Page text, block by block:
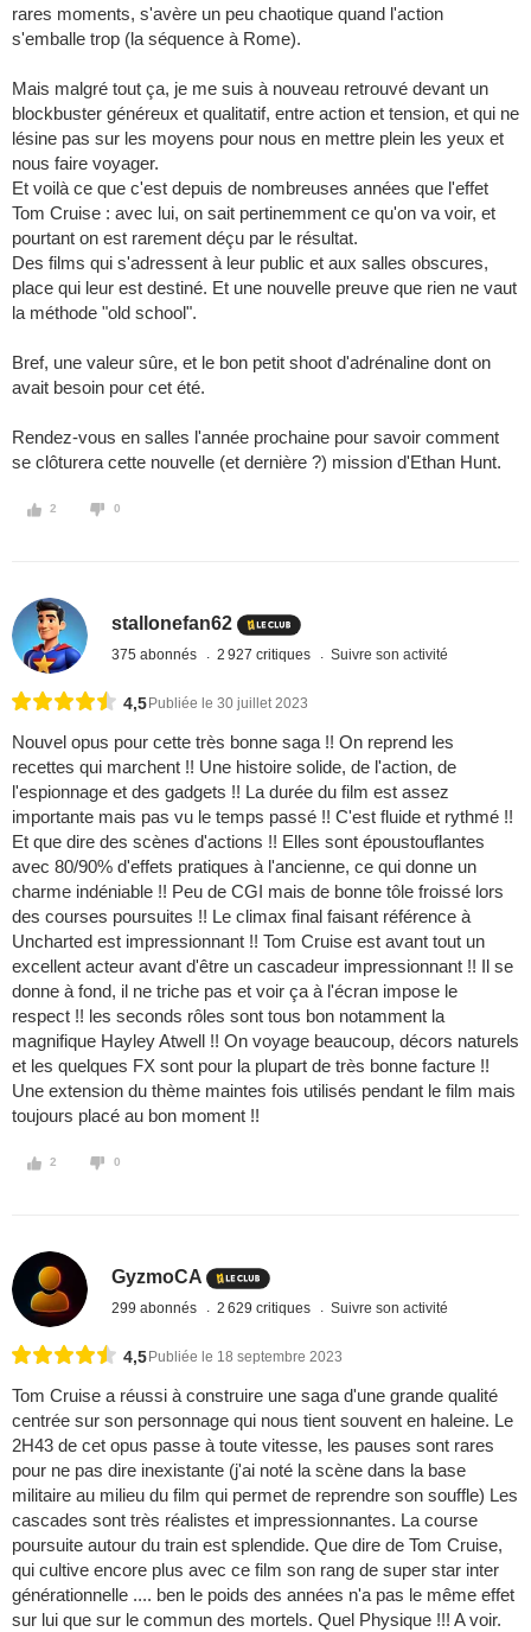
rares moments, s'avère un peu chaotique quand l'action
s'emballe trop (la séquence à Rome).
Mais malgré tout ça, je me suis à nouveau retrouvé devant un
blockbuster généreux et qualitatif, entre action et tension, et qui ne
lésine pas sur les moyens pour nous en mettre plein les yeux et
nous faire voyager.
Et voilà ce que c'est depuis de nombreuses années que l'effet
Tom Cruise : avec lui, on sait pertinemment ce qu'on va voir, et
pourtant on est rarement déçu par le résultat.
Des films qui s'adressent à leur public et aux salles obscures,
place qui leur est destiné. Et une nouvelle preuve que rien ne vaut
la méthode "old school".
Bref, une valeur sûre, et le bon petit shoot d'adrénaline dont on
avait besoin pour cet été.
Rendez-vous en salles l'année prochaine pour savoir comment
se clôturera cette nouvelle (et dernière ?) mission d'Ethan Hunt.
2 0
stallonefan62
375 abonnés 2 927 critiques Suivre son activité
4,5 Publiée le 30 juillet 2023
Nouvel opus pour cette très bonne saga !! On reprend les
recettes qui marchent !! Une histoire solide, de l'action, de
l'espionnage et des gadgets !! La durée du film est assez
importante mais pas vu le temps passé !! C'est fluide et rythmé !!
Et que dire des scènes d'actions !! Elles sont époustouflantes
avec 80/90% d'effets pratiques à l'ancienne, ce qui donne un
charme indéniable !! Peu de CGI mais de bonne tôle froissé lors
des courses poursuites !! Le climax final faisant référence à
Uncharted est impressionnant !! Tom Cruise est avant tout un
excellent acteur avant d'être un cascadeur impressionnant !! Il se
donne à fond, il ne triche pas et voir ça à l'écran impose le
respect !! les seconds rôles sont tous bon notamment la
magnifique Hayley Atwell !! On voyage beaucoup, décors naturels
et les quelques FX sont pour la plupart de très bonne facture !!
Une extension du thème maintes fois utilisés pendant le film mais
toujours placé au bon moment !!
2 0
GyzmoCA
299 abonnés 2 629 critiques Suivre son activité
4,5 Publiée le 18 septembre 2023
Tom Cruise a réussi à construire une saga d'une grande qualité
centrée sur son personnage qui nous tient souvent en haleine. Le
2H43 de cet opus passe à toute vitesse, les pauses sont rares
pour ne pas dire inexistante (j'ai noté la scène dans la base
militaire au milieu du film qui permet de reprendre son souffle) Les
cascades sont très réalistes et impressionnantes. La course
poursuite autour du train est splendide. Que dire de Tom Cruise,
qui cultive encore plus avec ce film son rang de super star inter
générationnelle .... ben le poids des années n'a pas le même effet
sur lui que sur le commun des mortels. Quel Physique !!! A voir.